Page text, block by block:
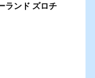
ンド ズロチ